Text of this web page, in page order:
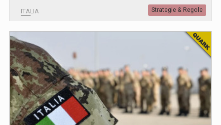
ITALIA Strategie & Regole